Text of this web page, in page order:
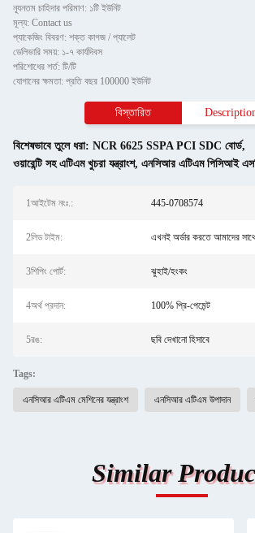
ন্যূনতম চাহিদার পরিমাণ: ১টি ইউনিট
মূল্য: Contact us
প্যাকেজিং বিবরণ: শক্ত কাগজ / প্যালেট
ডেলিভারি সময়: ১-৭ কার্যদিবস
পরিশোধের শর্ত: টি/টি
যোগানের ক্ষমতা: প্রতি বছর 100000 ইউনিট
বিস্তারিত
বিশেষভাবে তুলে ধরা: NCR 6625 SSPA PCI SDC বোর্ড,
ওয়ারেন্টি সহ এটিএম খুচরা যন্ত্রাংশ, এনসিআর এটিএম পিসিআই
1আইটেম নংঃ.: 445-0708574
2লিড টাইম: এখনই অর্ডার করতে আমাদের
3শিপিং পোর্ট: ঝুহাই/হংকং
4অর্থ প্রদান: 100% প্রি-পেমেন্ট
5রঙ: ছবি দেখানো হিসাবে
Tags:
এনসিআর এটিএম মেশিনের যন্ত্রাংশ এনসিআর এটিএম উপাদান
Similar